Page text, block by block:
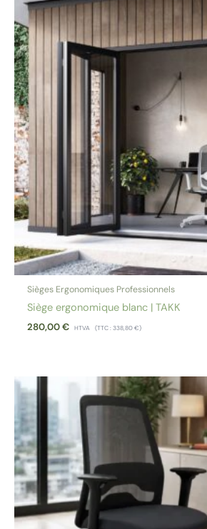
Sièges Ergonomiques Professionnels
Siège ergonomique blanc | TAKK
280,00€ HTVA (TTC :338,80€)